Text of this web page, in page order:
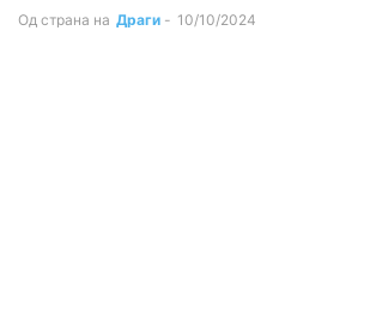
Од страна на Драги - 10/10/2024